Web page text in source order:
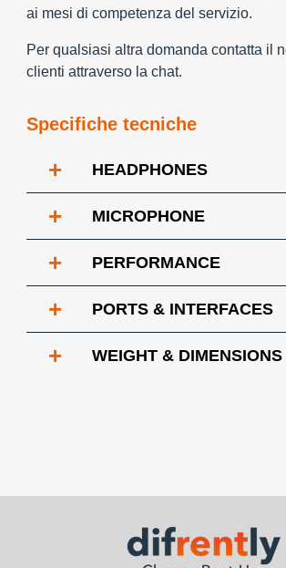
ai mesi di competenza del servizio.
Per qualsiasi altra domanda contatta il
clienti attraverso la chat.
Specifiche tecniche
+ HEADPHONES
+ MICROPHONE
+ PERFORMANCE
+ PORTS & INTERFACES
+ WEIGHT & DIMENSIONS